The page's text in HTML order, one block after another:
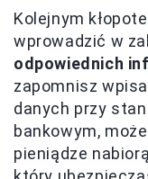
Kolejnym
wprowadzić w
odpowiednich
zapomnisz
danych przy
bankowym,
pieniądze